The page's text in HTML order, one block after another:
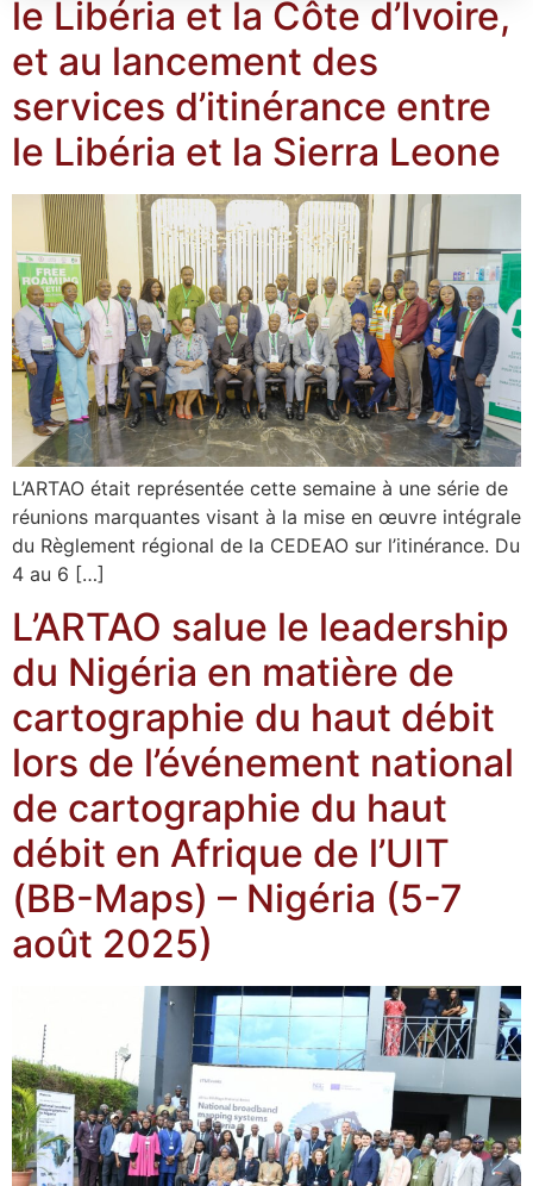
le Libéria et la Côte d’Ivoire,
et au lancement des
services d’itinérance entre
le Libéria et la Sierra Leone
L’ARTAO était représentée cette semaine à une série de
réunions marquantes visant à la mise en œuvre intégrale
du Règlement régional de la CEDEAO sur l’itinérance. Du
4 au 6 […]
L’ARTAO salue le leadership
du Nigéria en matière de
cartographie du haut débit
lors de l’événement national
de cartographie du haut
débit en Afrique de l’UIT
(BB-Maps) – Nigéria (5-7
août 2025)